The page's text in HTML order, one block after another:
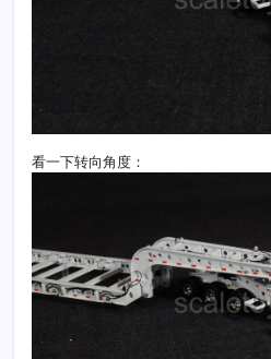
看一下转向角度：